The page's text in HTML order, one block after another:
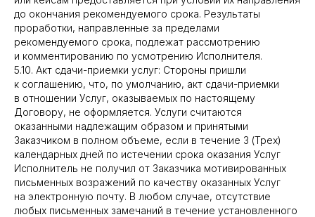
до окончания рекомендуемого срока. Результаты
проработки, направленные за пределами
рекомендуемого срока, подлежат рассмотрению
и комментированию по усмотрению Исполнителя.
5.10. Акт сдачи-приемки услуг: Стороны пришли
к соглашению, что, по умолчанию, акт сдачи-приемки
в отношении Услуг, оказываемых по настоящему
Договору, не оформляется. Услуги считаются
оказанными надлежащим образом и принятыми
Заказчиком в полном объеме, если в течение 3 (Трех)
календарных дней по истечении срока оказания Услуг
Исполнитель не получил от Заказчика мотивированных
письменных возражений по качеству оказанных Услуг
на электронную почту. В любом случае, отсутствие
любых письменных замечаний в течение установленного